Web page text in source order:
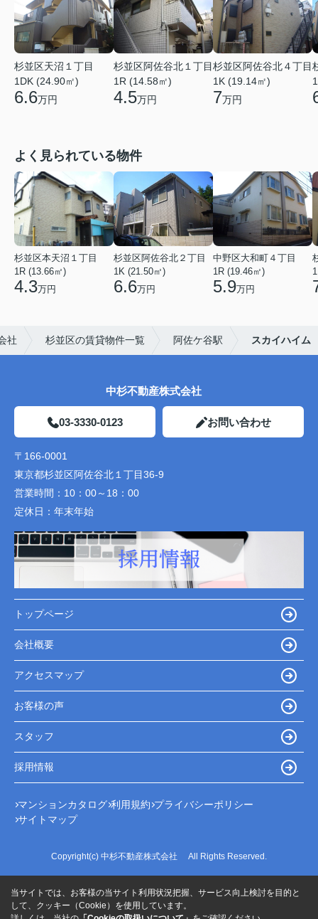
杉並区天沼１丁目
1DK (24.90㎡)
6.6万円
杉並区阿佐谷北１丁目
1R (14.58㎡)
4.5万円
杉並区阿佐谷北４丁目
1K (19.14㎡)
7万円
よく見られている物件
杉並区本天沼１丁目
1R (13.66㎡)
4.3万円
杉並区阿佐谷北２丁目
1K (21.50㎡)
6.6万円
中野区大和町４丁目
1R (19.46㎡)
5.9万円
社 杉並区の賃貸物件一覧 阿佐ケ谷駅 スカイハイム
中杉不動産株式会社
03-3330-0123 お問い合わせ
〒166-0001
東京都杉並区阿佐谷北１丁目36-9
営業時間： 10：00～18：00
定休日： 年末年始
トップページ
会社概要
アクセスマップ
お客様の声
スタッフ
採用情報
マンションカタログ 利用規約 プライバシーポリシー
サイトマップ
Copyright(c) 中杉不動産株式会社 All Rights Reserved.
当サイトでは、お客様の当サイト利用状況把握、サービス向上検討を目的と
して、クッキー（Cookie）を使用しています。